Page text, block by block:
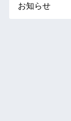
お知らせ